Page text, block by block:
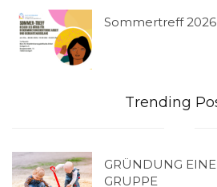
Sommertreff 2026
Trending
GRÜNDUNG
GRUPPE